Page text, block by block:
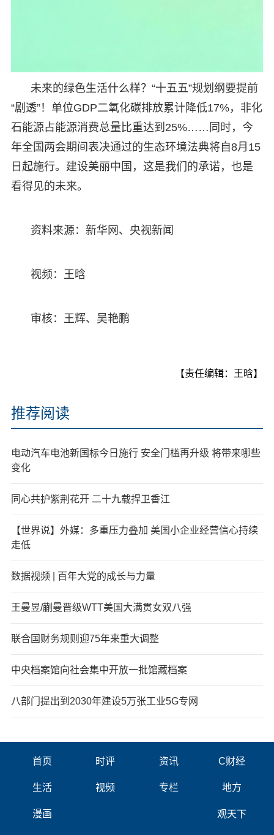
未来的绿色生活什么样？“十五五”规划纲要提前
“剧透”！单位GDP二氧化碳排放累计降低17%，非化
石能源占能源消费总量比重达到25%……同时，今
年全国两会期间表决通过的生态环境法典将自8月15
日起施行。建设美丽中国，这是我们的承诺，也是
看得见的未来。
资料来源：新华网、央视新闻
视频：王晗
审核：王辉、吴艳鹏
【责任编辑：王晗】
推荐阅读
电动汽车电池新国标今日施行 安全门槛再升级 将带来哪些
变化
同心共护紫荆花开 二十九载捍卫香江
【世界说】外媒：多重压力叠加 美国小企业经营信心持续
走低
数据视频 | 百年大党的成长与力量
王曼昱/蒯曼晋级WTT美国大满贯女双八强
联合国财务规则迎75年来重大调整
中央档案馆向社会集中开放一批馆藏档案
八部门提出到2030年建设5万张工业5G专网
首页 时评 资讯 C财经
生活 视频 专栏 地方
漫画 观天下